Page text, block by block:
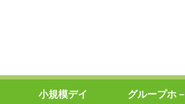
小規模デイ グループホ